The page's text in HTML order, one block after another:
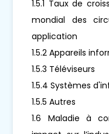
1.5.1 Taux de
mondial des
application
1.5.2 Appareils
1.5.3 Téléviseurs
1.5.4 Systèmes
1.5.5 Autres
1.6 Maladie à